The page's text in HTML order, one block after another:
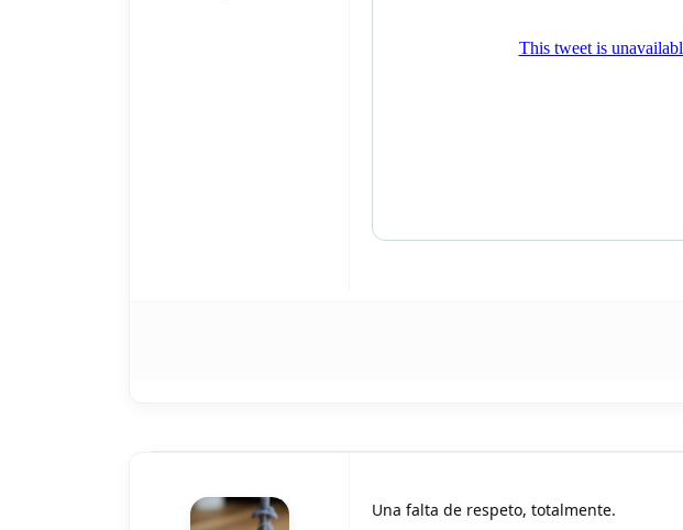
Una falta de respeto, totalmente.